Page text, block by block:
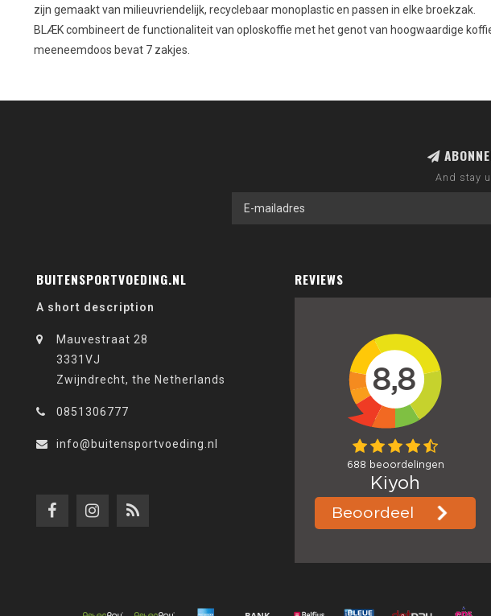
zijn gemaakt van milieuvriendelijk, recyclebaar monoplastic en passen in elke broekzak.
BLÆK combineert de functionaliteit van oploskoffie met het genot van hoogwaardige
meeneemdoos bevat 7 zakjes.
And stay
BUITENSPORTVOEDING.NL
A short description
Mauvestraat 28
3331VJ
Zwijndrecht, the Netherlands
0851306777
info@buitensportvoeding.nl
REVIEWS